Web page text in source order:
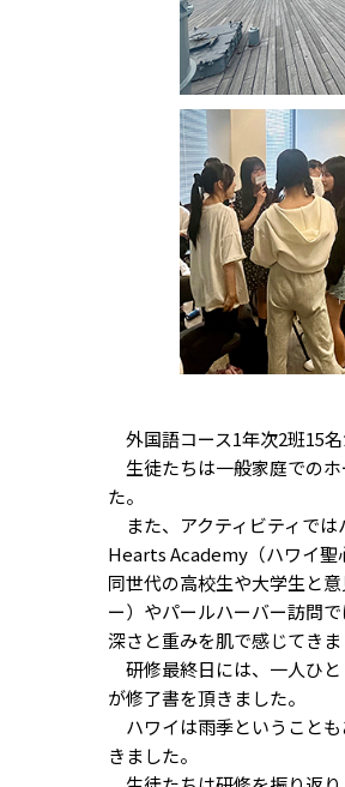
外国語コース1年次2班15
生徒たちは一般家庭での
た。
また、アクティビティで
Hearts Academy（ハワイ
同世代の高校生や大学生と
ー）やパールハーバー訪問
深さと重みを肌で感じてきま
研修最終日には、一人ひ
が修了書を頂きました。
ハワイは雨季ということ
きました。